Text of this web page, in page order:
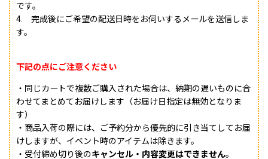
です。
4. 完成後にご希望の配送日時をお伺いするメールを送信しま
す。
下記の点にご注意ください
・同じカートで複数ご購入された場合は、納期の遅いものに合
わせてまとめてお届けします（お届け日指定は無効となりま
す）
・商品入荷の際には、ご予約分から優先的に引き当てしてお届
けしますが、イベント時のアイテムは除きます。
・受付締め切り後のキャンセル・内容変更はできません。